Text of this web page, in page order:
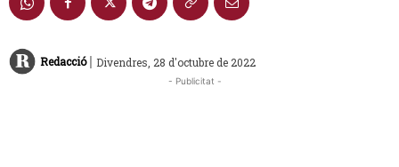
Redacció | Divendres, 28 d'octubre de 2022
- Publicitat -